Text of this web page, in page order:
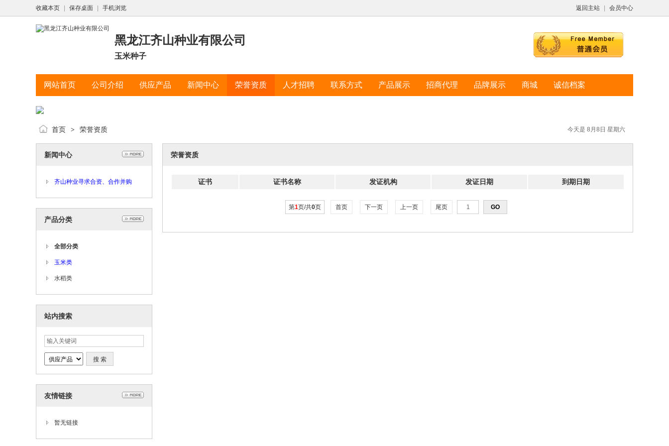
返回主站 会员中心
收藏本页 保存桌面 手机浏览
黑龙江齐山种业有限公司
玉米种子
网站首页 公司介绍 供应产品 新闻中心 荣誉资质 人才招聘 联系方式 产品展示 招商代理 品牌展示 商城 诚信档案
今天是 8月8日 星期六
首页 > 荣誉资质
新闻中心
齐山种业寻求合资、合作并购
产品分类
全部分类
玉米类
水稻类
站内搜索
友情链接
暂无链接
荣誉资质
证书 证书名称 发证机构 发证日期 到期日期
第1页/共0页 首页 下一页 上一页 尾页